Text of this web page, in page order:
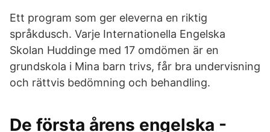
Ett program som ger eleverna en riktig
språkdusch. Varje Internationella Engelska
Skolan Huddinge med 17 omdömen är en
grundskola i Mina barn trivs, får bra undervisning
och rättvis bedömning och behandling.
De första årens engelska -